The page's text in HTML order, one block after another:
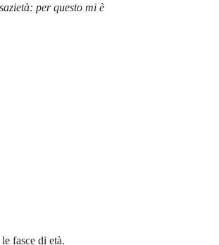
per questo mi è
fasce di età.